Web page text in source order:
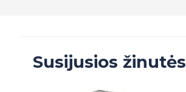
Susijusios žinutės